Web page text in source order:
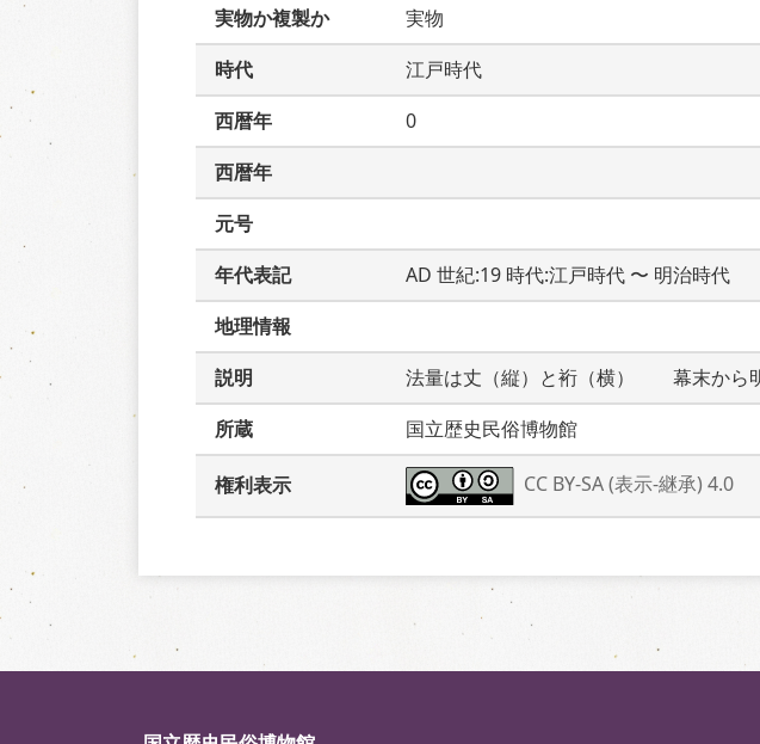
実物か複製か
実物
時代
江戸時代
西暦年
0
西暦年
元号
年代表記
AD 世紀:19 時代:江戸時代 〜 明治時代
地理情報
説明
法量は丈（縦）と裄（横）　　幕末から
所蔵
国立歴史民俗博物館
権利表示 CC BY-SA (表示-継承) 4.0